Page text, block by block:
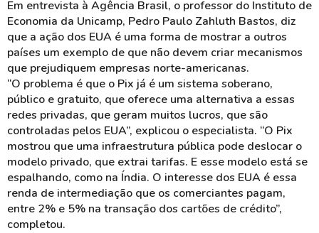
Em entrevista à Agência Brasil, o professor do Instituto de
Economia da Unicamp, Pedro Paulo Zahluth Bastos, diz
que a ação dos EUA é uma forma de mostrar a outros
países um exemplo de que não devem criar mecanismos
que prejudiquem empresas norte-americanas.
“O problema é que o Pix já é um sistema soberano,
público e gratuito, que oferece uma alternativa a essas
redes privadas, que geram muitos lucros, que são
controladas pelos EUA”, explicou o especialista. “O Pix
mostrou que uma infraestrutura pública pode deslocar o
modelo privado, que extrai tarifas. E esse modelo está se
espalhando, como na Índia. O interesse dos EUA é essa
renda de intermediação que os comerciantes pagam,
entre 2% e 5% na transação dos cartões de crédito”,
completou.